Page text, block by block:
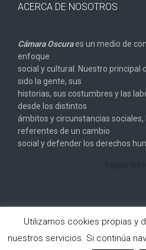
ACERCA DE NOSOTROS
Cámara Oscuraes un medio de
enfoque
social y cultural. Nuestro principal
sido la gente, sus
historias, sus costumbres y las
desde los distintos
ámbitos y circunstancias
referentes de un cambio
social y defender los derechos
Copyright © 2026Cámara
Utilizamos cookies propias y
nuestros servicios. Si continúa